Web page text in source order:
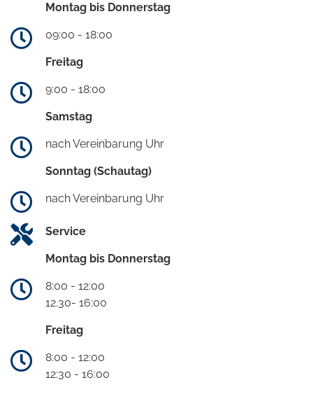
Montag bis Donnerstag
09:00 - 18:00
Freitag
9:00 - 18:00
Samstag
nach Vereinbarung Uhr
Sonntag (Schautag)
nach Vereinbarung Uhr
Service
Montag bis Donnerstag
8:00 - 12:00
12.30- 16:00
Freitag
8:00 - 12:00
12:30 - 16:00